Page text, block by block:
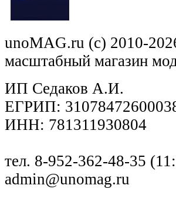
unoMAG.ru (c) 2010-
масштабный магазин
ИП Седаков А.И.
ЕГРИП:
ИНН: 781311930804
тел. 8-952-362-48-35
admin@unomag.ru